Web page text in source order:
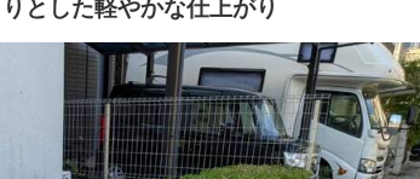
とした軽やかな仕上がり